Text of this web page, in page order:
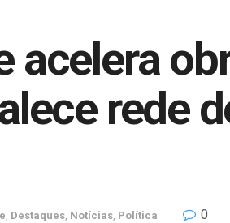
acelera
rede
Destaques Notícias Política 0